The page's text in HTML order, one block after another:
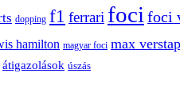
dopping f1 ferrari foci foci
hamilton magyar foci max
átigazolások úszás